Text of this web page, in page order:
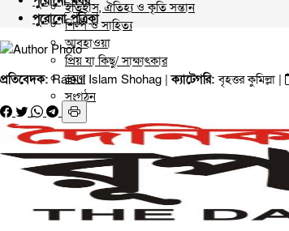
ইতিহাস, ঐতিহ্য ও কৃতি সন্তান
শিল্প ও সাহিত্য
আবহাওয়া
প্রিয় যা কিছু/ সাক্ষাৎকার
ভ্রমণ
সংগঠন
পুরোনো পত্রিকা
প্রতিবেদক:Raisul Islam Shohag |ক্যাটেগরি:বৃহত্তর কুমিল্লা |